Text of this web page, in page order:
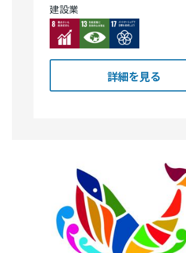
建設業
Image Image Image
詳細を見る